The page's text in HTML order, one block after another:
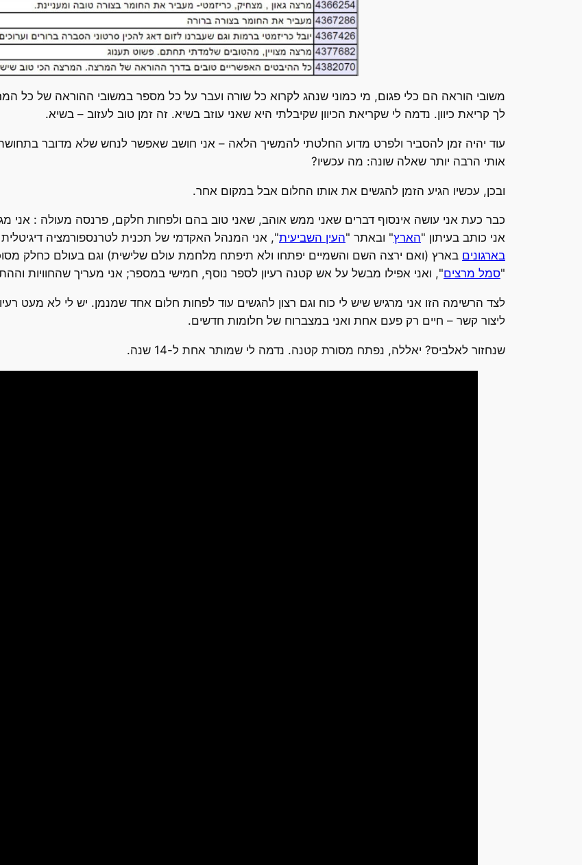
משובי הוראה הם כלי פגום, מי כמוני שנהג לקרוא כל שורה ועבר על כל מספר במשובי ההוראה של כל
לך קריאת כיוון. נדמה לי שקריאת הכיוון שקיבלתי היא שאני עוזב בשיא. זה זמן טוב לעזוב – בשיא.
עוד יהיה זמן להסביר ולפרט מדוע החלטתי להמשיך הלאה – אני חושב שאפשר לנחש שלא מדובר
אותי הרבה יותר שאלה שונה: מה עכשיו?
ובכן, עכשיו הגיע הזמן להגשים את אותו החלום אבל במקום אחר.
כבר כעת אני עושה אינסוף דברים שאני ממש אוהב, שאני טוב בהם ולפחות חלקם, פרנסה מעולה : אני
אני כותב בעיתון "הארץ" ובאתר "העין השביעית", אני המנהל האקדמי של תכנית לטרנספורמציה
בארגונים
"סמל מרצים", ואני אפילו מבשל על אש קטנה רעיון לספר נוסף, חמישי במספר; אני מעריך שהחוויות
לצד הרשימה הזו אני מרגיש שיש לי כוח וגם רצון להגשים עוד לפחות חלום אחד שמנמן. יש לי לא מעט
ליצור קשר – חיים רק פעם אחת ואני במצברוח של חלומות חדשים.
שנחזור לאלביס? יאללה, נפתח מסורת קטנה. נדמה לי שמותר אחת ל-14 שנה.